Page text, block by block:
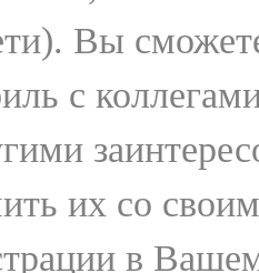
Вы
с
их со
в